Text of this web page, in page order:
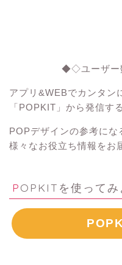
◆◇ユーザー
アプリ&WEBでカンタン
「POPKIT」から発信す
POPデザインの参考に
様々なお役立ち情報をお
POPKITを使ってみ